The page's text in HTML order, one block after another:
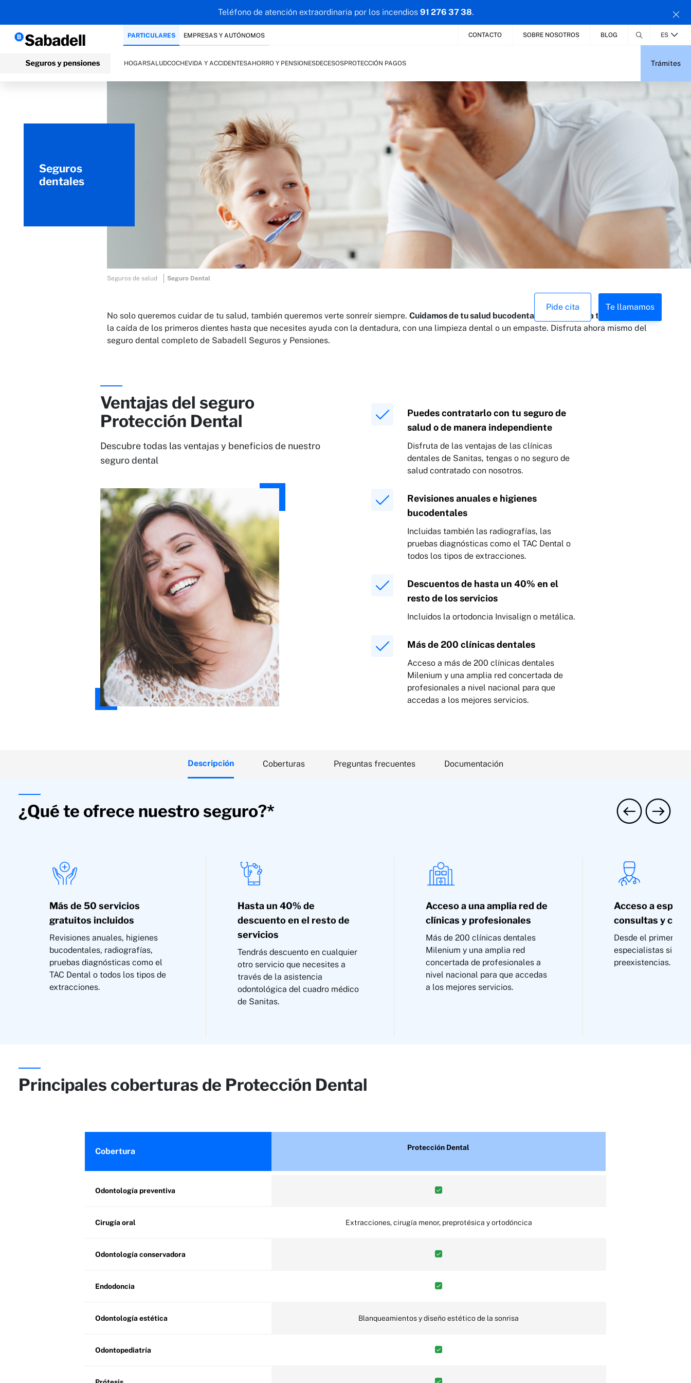
Teléfono de atención extraordinaria por los incendios 91 276 37 38.
Trámites
PARTICULARES EMPRESAS Y AUTÓNOMOS
HOGARSALUDCOCHEVIDA Y ACCIDENTESAHORRO Y PENSIONESDECESOSPROTECCIÓN PAGOS
CONTACTO SOBRE NOSOTROS BLOG ES
Seguros
dentales
Pide cita Te llamamos
Seguros de salud Seguro Dental
No solo queremos cuidar de tu salud, también queremos verte sonreír siempre.Cuidamos de tu salud bucodental y de la de toda tu familia
la caída de los primeros dientes hasta que necesites ayuda con la dentadura, con una limpieza dental o un empaste. Disfruta ahora mismo del
seguro dental completo de Sabadell Seguros y Pensiones.
Ventajas del seguro
Protección Dental
Descubre todas las ventajas y beneficios de nuestro
seguro dental
Puedes contratarlo con tu seguro de
salud o de manera independiente
Disfruta de las ventajas de las clínicas
dentales de Sanitas, tengas o no seguro de
salud contratado con nosotros.
Revisiones anuales e higienes
bucodentales
Incluidas también las radiografías, las
pruebas diagnósticas como el TAC Dental o
todos los tipos de extracciones.
Descuentos de hasta un 40% en el
resto de los servicios
Incluidos la ortodoncia Invisalign o metálica.
Más de 200 clínicas dentales
Acceso a más de 200 clínicasdentales
Milenium y una amplia red concertada de
profesionales a nivel nacional para que
accedas a los mejores servicios.
Descripción Coberturas Preguntas frecuentes Documentación
¿Qué te ofrece nuestro seguro?*
Más de 50 servicios
gratuitos incluidos
Revisiones anuales, higienes
bucodentales, radiografías,
pruebas diagnósticas como el
TAC Dental o todos los tipos de
extracciones.
Hasta un 40% de
descuento en el resto de
servicios
Tendrás descuento en cualquier
otro servicio que necesites a
través de la asistencia
odontológica del cuadro médico
de Sanitas.
Acceso a una amplia red de
clínicas y profesionales
Más de 200 clínicas dentales
Milenium y una amplia red
concertada de profesionales a
nivel nacional para que accedas
a los mejores servicios.
Acceso a
consultas y
Desde el primer día
especialistas sin
preexistencias.
Principales coberturas de Protección Dental
Cobertura Protección Dental
Odontología preventiva
Cirugía oral Extracciones, cirugía menor, preprotésica y ortodóncica
Odontología conservadora
Endodoncia
Odontología estética Blanqueamientos y diseño estético de la sonrisa
Odontopediatría